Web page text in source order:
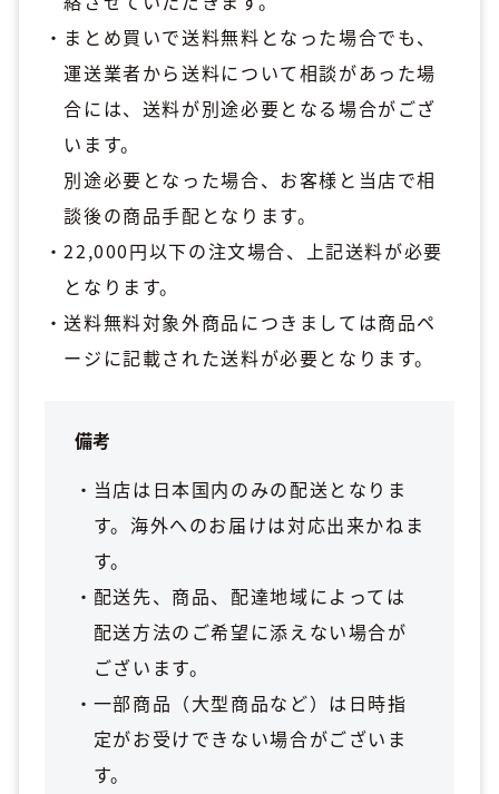
まとめ買いで送料無料となった場合でも、
運送業者から送料について相談があった場
合には、送料が別途必要となる場合がござ
います。
別途必要となった場合、お客様と当店で相
談後の商品手配となります。
22,000円以下の注文場合、上記送料が必要
となります。
送料無料対象外商品につきましては商品ペ
ージに記載された送料が必要となります。
備考
当店は日本国内のみの配送となりま
す。海外へのお届けは対応出来かねま
す。
配送先、商品、配達地域によっては
配送方法のご希望に添えない場合が
ございます。
一部商品（大型商品など）は日時指
定がお受けできない場合がございま
す。